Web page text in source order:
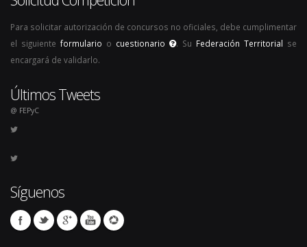
Para solicitar autorización de concursos no oficiales, debe cumplimentar
el siguiente formulario o cuestionario . Su Federación Territorial se
encargará de validarlo.
Últimos Tweets
@ FEPyC
Síguenos